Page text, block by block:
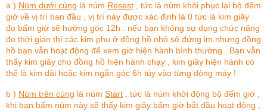
a ) Núm dưới cùng là núm Resest , tức là núm khôi phục lại bộ đếm
giờ về vị trí ban đầu , vị trí này được xác định là 0 tức là kim giây
đo bấm giờ sẽ hướng góc 12h . nếu bạn không sự dụng chức năng
đo thời gian thì các kim phụ ở đồng hồ nhỏ sẽ đứng im nhưng đồng
hồ bạn vẫn hoạt động để xem giờ hiện hành bình thường . Bạn vẫn
thấy kim giây cho đồng hồ hiện hành chạy , kim giây hiện hành có
thể là kim dài hoặc kim ngắn góc 6h tùy vào từng dòng máy !
b ) Núm trên cùng là núm Start , tức là núm khởi động bộ đếm giờ ,
khi bạn bấm núm này sẽ thấy kim giây bấm giờ bắt đầu hoạt động ,